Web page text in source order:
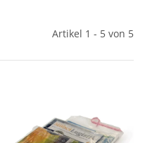
Artikel 1 - 5 von 5